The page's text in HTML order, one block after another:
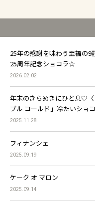
25年の感謝を味わう至福の
25周年記念ショコラ☆
2026.02.02
年末のきらめきにひと息♡
ブル コールド」冷たいショ
2025.11.28
フィナンシェ
2025.09.19
ケーク オ マロン
2025.09.14